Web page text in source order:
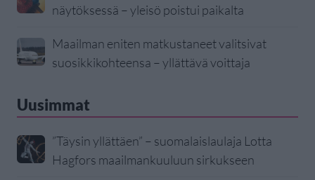
näytöksessä – yleisö poistui paikalta
Maailman eniten matkustaneet valitsivat
suosikkikohteensa – yllättävä voittaja
Uusimmat
”Täysin yllättäen” – suomalaislaulaja Lotta
Hagfors maailmankuuluun sirkukseen